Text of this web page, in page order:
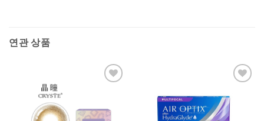
연관 상품
Wishlist